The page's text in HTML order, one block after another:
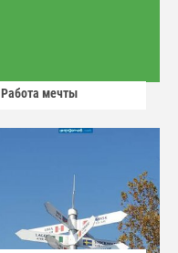
Работа мечты